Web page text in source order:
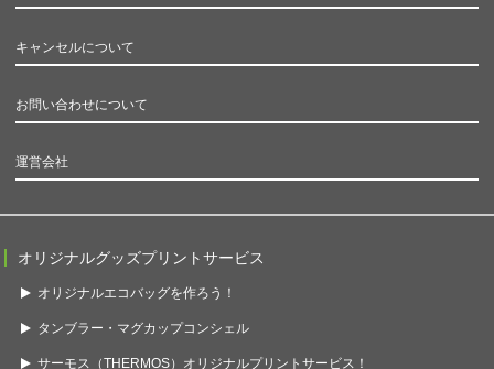
キャンセルについて
お問い合わせについて
運営会社
オリジナルグッズプリントサービス
オリジナルエコバッグを作ろう！
タンブラー・マグカップコンシェル
サーモス（THERMOS）オリジナルプリントサービス！